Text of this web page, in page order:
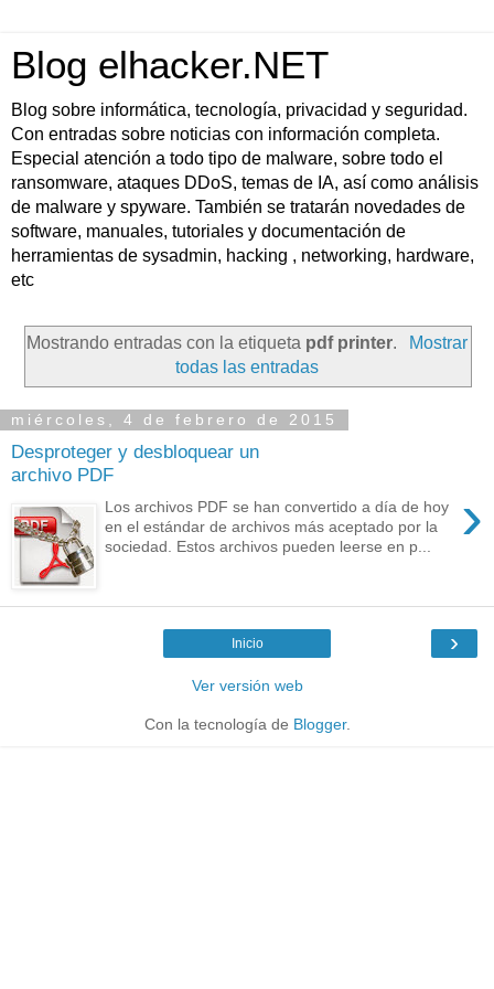
Blog elhacker.NET
Blog sobre informática, tecnología, privacidad y seguridad.
Con entradas sobre noticias con información completa.
Especial atención a todo tipo de malware, sobre todo el
ransomware, ataques DDoS, temas de IA, así como análisis
de malware y spyware. También se tratarán novedades de
software, manuales, tutoriales y documentación de
herramientas de sysadmin, hacking , networking, hardware,
etc
Mostrando entradas con la etiqueta pdf printer.
Mostrar
todas las entradas
miércoles, 4 de febrero de 2015
Desproteger y desbloquear un
archivo PDF
›
Los archivos PDF se han convertido a día de hoy
en el estándar de archivos más aceptado por la
sociedad. Estos archivos pueden leerse en p...
›
Inicio
Ver versión web
Con la tecnología de Blogger.